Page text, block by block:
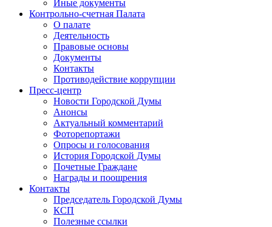
Иные документы
Контрольно-счетная Палата
О палате
Деятельность
Правовые основы
Документы
Контакты
Противодействие коррупции
Пресс-центр
Новости Городской Думы
Анонсы
Актуальный комментарий
Фоторепортажи
Опросы и голосования
История Городской Думы
Почетные Граждане
Награды и поощрения
Контакты
Председатель Городской Думы
КСП
Полезные ссылки